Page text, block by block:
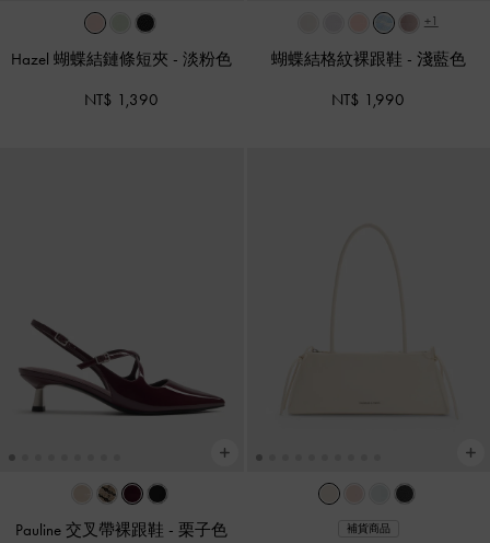
Hazel 蝴蝶結鏈條短夾 -淡粉色
NT$ 1,390
+1
蝴蝶結格紋裸跟鞋 - 淺藍色
NT$ 1,990
Pauline 交叉帶裸跟鞋 - 栗子色 補貨商品